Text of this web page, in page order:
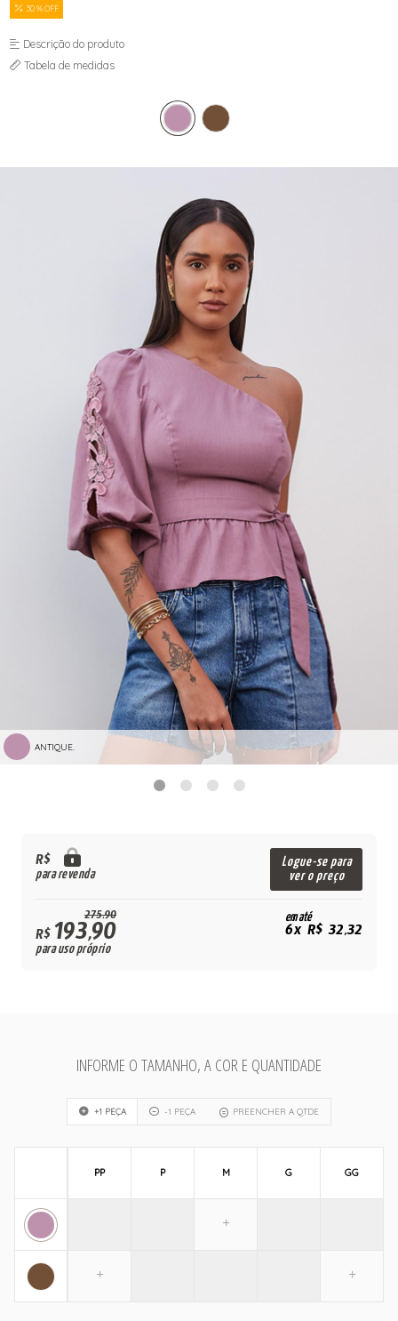
SAIAS
SHORTS
TOPPER
30 % OFF
Descrição do produto
Tabela de medidas
ANTIQUE.
R$
para revenda
Logue-se para
ver o preço
275,90
R$193,90
para uso próprio
em até
6x R$ 32,32
INFORME O TAMANHO, A COR E QUANTIDADE
+1 PEÇA -1 PEÇA PREENCHER A QTDE
PP P M G GG